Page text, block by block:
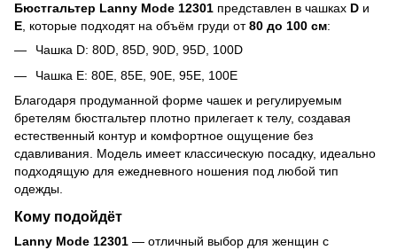
Бюстгальтер Lanny Mode 12301 представлен в чашках D и
E, которые подходят на объём груди от80 до 100 см:
Чашка D: 80D, 85D, 90D, 95D, 100D
Чашка E: 80E, 85E, 90E, 95E, 100E
Благодаря продуманной форме чашек и регулируемым
бретелям бюстгальтер плотно прилегает к телу, создавая
естественный контур и комфортное ощущение без
сдавливания. Модель имеет классическую посадку, идеально
подходящую для ежедневного ношения под любой тип
одежды.
Кому подойдёт
Lanny Mode 12301 — отличный выбор для женщин с